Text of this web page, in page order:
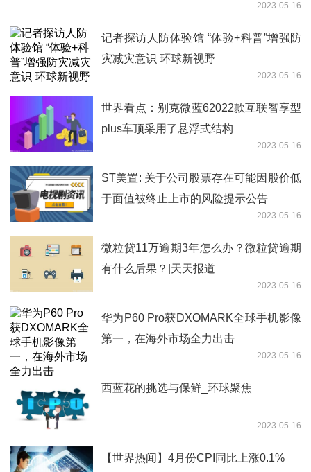
2023-05-16
记者探访人防体验馆 “体验+科普”增强防
灾减灾意识 环球新视野
2023-05-16
世界看点：别克微蓝62022款互联智享型
plus车顶采用了悬浮式结构
2023-05-16
ST美置: 关于公司股票存在可能因股价低
于面值被终止上市的风险提示公告
2023-05-16
微粒贷11万逾期3年怎么办？微粒贷逾期
有什么后果？|天天报道
2023-05-16
华为P60 Pro获DXOMARK全球手机影像
第一，在海外市场全力出击
2023-05-16
西蓝花的挑选与保鲜_环球聚焦
2023-05-16
【世界热闻】4月份CPI同比上涨0.1%